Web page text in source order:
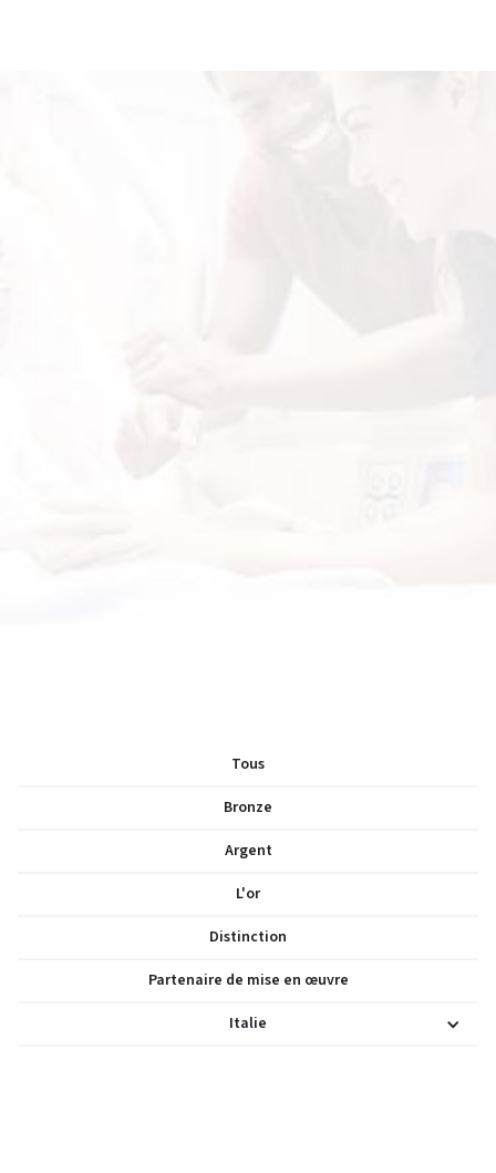
Tous
Bronze
Argent
L'or
Distinction
Partenaire de mise en œuvre
Italie